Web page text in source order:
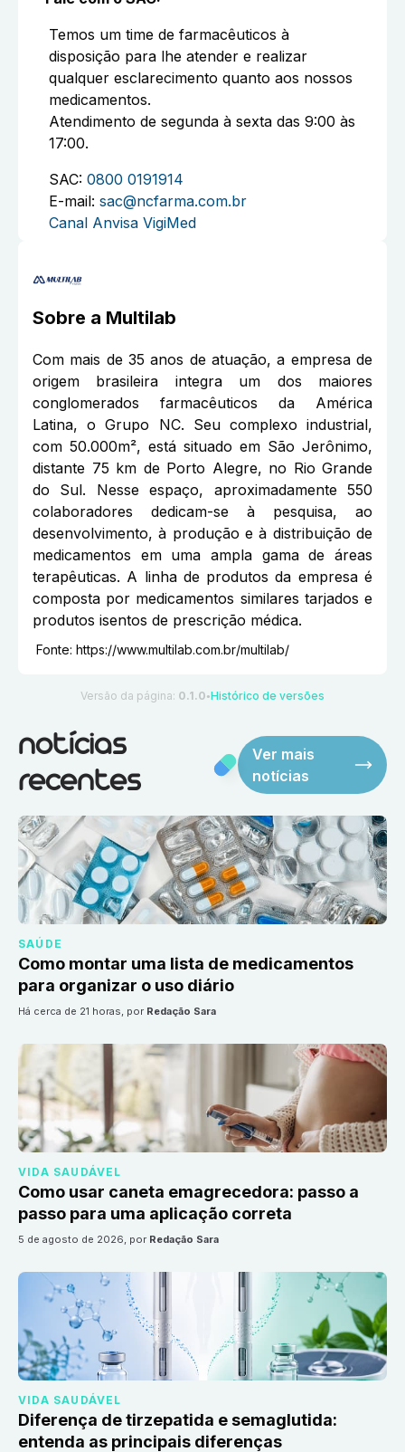
Temos um time de farmacêuticos à
disposição para lhe atender e realizar
qualquer esclarecimento quanto aos nossos
medicamentos.
Atendimento de segunda à sexta das 9:00 às
17:00.
SAC: 0800 0191914
E-mail: sac@ncfarma.com.br
Canal Anvisa VigiMed
Sobre a Multilab
Com mais de 35 anos de atuação, a empresa de
origem brasileira integra um dos maiores
conglomerados farmacêuticos da América
Latina, o Grupo NC. Seu complexo industrial,
com 50.000m², está situado em São Jerônimo,
distante 75 km de Porto Alegre, no Rio Grande
do Sul. Nesse espaço, aproximadamente 550
colaboradores dedicam-se à pesquisa, ao
desenvolvimento, à produção e à distribuição de
medicamentos em uma ampla gama de áreas
terapêuticas. A linha de produtos da empresa é
composta por medicamentos similares tarjados e
produtos isentos de prescrição médica.
Fonte: https://www.multilab.com.br/multilab/
Versão da página: 0.1.0 ●Histórico de versões
notícias
recentes
Ver mais
notícias
SAÚDE
Como montar uma lista de medicamentos
para organizar o uso diário
há cerca de 21 horas, por Redação Sara
VIDA SAUDÁVEL
Como usar caneta emagrecedora: passo a
passo para uma aplicação correta
5 de agosto de 2026, por Redação Sara
VIDA SAUDÁVEL
Diferença de tirzepatida e semaglutida:
entenda as principais diferenças